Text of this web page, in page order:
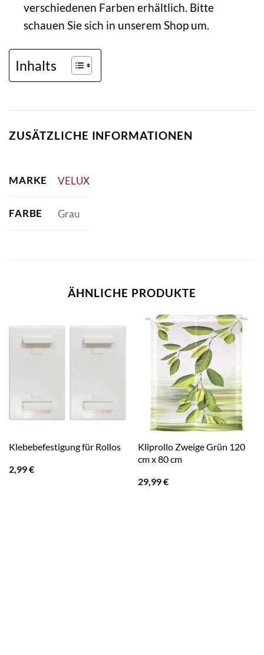
verschiedenen Farben erhältlich. Bitte
schauen Sie sich in unserem Shop um.
Inhalts
ZUSÄTZLICHE INFORMATIONEN
MARKE VELUX
FARBE Grau
ÄHNLICHE PRODUKTE
Klebebefestigung für Rollos
2,99€
Kliprollo Zweige Grün 120
cm x 80 cm
29,99€